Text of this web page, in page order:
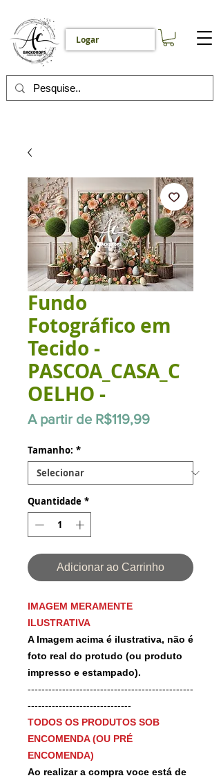
Logar
Fundo
Fotográfico em
Tecido -
PASCOA_CASA_C
OELHO -
A partir de R$119,99Preço
Tamanho: *
Quantidade *
Adicionar ao Carrinho
IMAGEM MERAMENTE
ILUSTRATIVA
A Imagem acima é ilustrativa, não é
foto real do protudo (ou produto
impresso e estampado).
------------------------------------------------
------------------------------
TODOS OS PRODUTOS SOB
ENCOMENDA (OU PRÉ
ENCOMENDA)
Ao realizar a compra voce está de